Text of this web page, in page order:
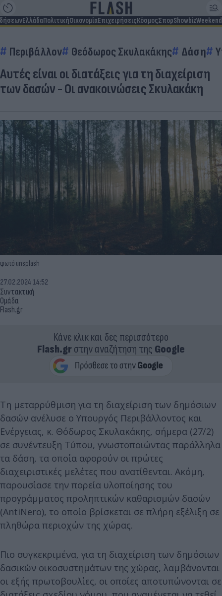
ΕλλάδαΠολιτικήΟικονομίαΕπιχειρήσειςΚόσμοςΣπορShowbizWeekend
Περιβάλλον Θεόδωρος Σκυλακάκης Δάση
Αυτές είναι οι διατάξεις για τη διαχείριση
των δασών - Οι ανακοινώσεις Σκυλακάκη
φωτό unsplash
Συντακτική
Ομάδα
Flash.gr
27.02.2024 14:52
Κάνε κλικ και δες περισσότερο
Flash.grστην αναζήτηση της Google
Τη μεταρρύθμιση για τη διαχείριση των δημόσιων
δασών ανέλυσε ο Υπουργός Περιβάλλοντος και
Ενέργειας, κ. Θόδωρος Σκυλακάκης, σήμερα (27/2)
σε συνέντευξη Τύπου, γνωστοποιώντας παράλληλα
τα δάση, τα οποία αφορούν οι πρώτες
διαχειριστικές μελέτες που ανατίθενται. Ακόμη,
παρουσίασε την πορεία υλοποίησης του
προγράμματος προληπτικών καθαρισμών δασών
(AntiNero), το οποίο βρίσκεται σε πλήρη εξέλιξη σε
πληθώρα περιοχών της χώρας.
Πιο συγκεκριμένα, για τη διαχείριση των δημόσιων
δασικών οικοσυστημάτων της χώρας, λαμβάνονται
οι εξής πρωτοβουλίες, οι οποίες αποτυπώνονται σε